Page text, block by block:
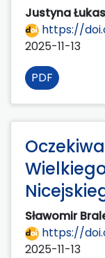
Justyna
https://
2025-11-13
PDF
Sławomir
https://
2025-11-13